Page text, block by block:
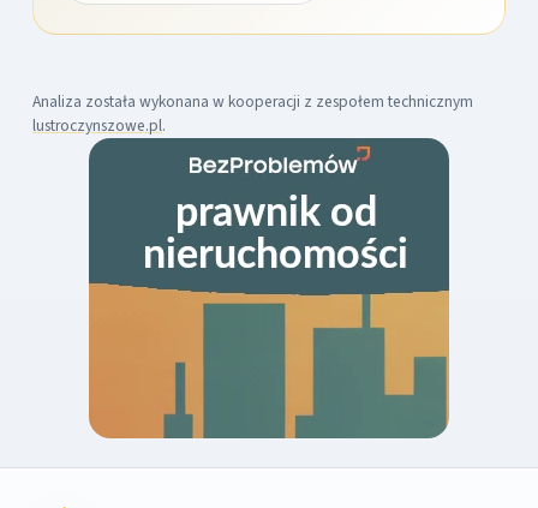
Analiza została wykonana w kooperacji z zespołem technicznym
lustroczynszowe.pl.